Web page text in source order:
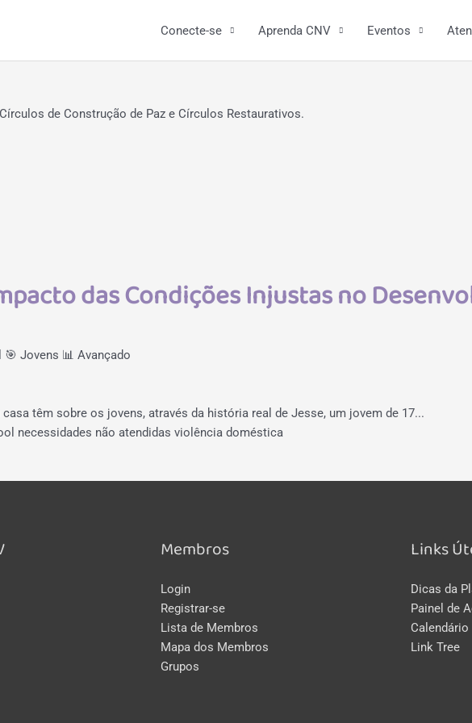
Conecte-se Aprenda CNV Eventos
de Construção de Paz e Círculos Restaurativos.
das Condições Injustas no
🎯 Jovens 📊 Avançado
têm sobre os jovens, através da história real de Jesse, um jovem de 17...
necessidades não atendidas violência doméstica
Membros
Login
Registrar-se
Lista de Membros
Mapa dos Membros
Grupos
Links
Dicas da
Painel de
Calendário
Link Tree